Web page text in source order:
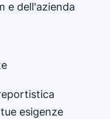
e dell'azienda
esigenze